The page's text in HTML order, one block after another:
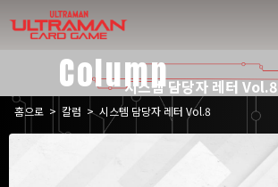
Column시스템 담당자 레터 Vol.8
홈으로 > 칼럼 >시스템 담당자 레터 Vol.8